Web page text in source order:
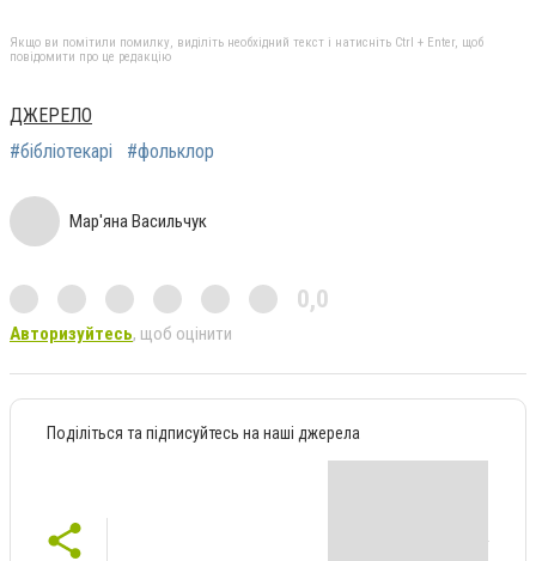
Якщо ви помітили помилку, виділіть необхідний текст і натисніть Ctrl + Enter, щоб
повідомити про це редакцію
ДЖЕРЕЛО
#бібліотекарі
#фольклор
Мар'яна Васильчук
0,0
Авторизуйтесь, щоб оцінити
Поділіться та підписуйтесь на наші джерела